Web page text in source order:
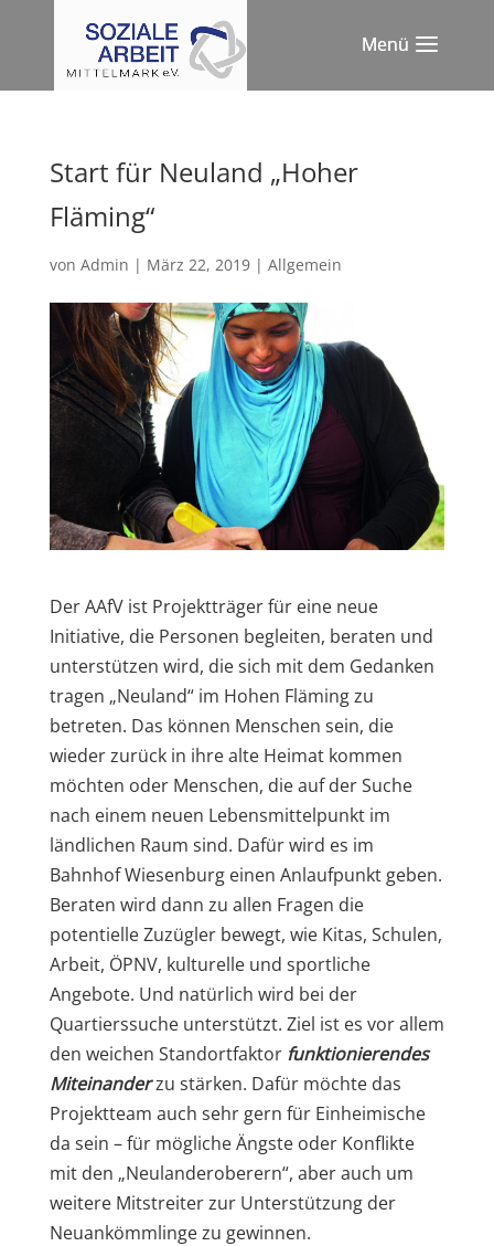
Start für Neuland „Hoher
Fläming“
von Admin | März 22, 2019| Allgemein
Der AAfV ist Projektträger für eine neue
Initiative, die Personen begleiten, beraten und
unterstützen wird, die sich mit dem Gedanken
tragen „Neuland“ im Hohen Fläming zu
betreten. Das können Menschen sein, die
wieder zurück in ihre alte Heimat kommen
möchten oder Menschen, die auf der Suche
nach einem neuen Lebensmittelpunkt im
ländlichen Raum sind. Dafür wird es im
Bahnhof Wiesenburg einen Anlaufpunkt geben.
Beraten wird dann zu allen Fragen die
potentielle Zuzügler bewegt, wie Kitas, Schulen,
Arbeit, ÖPNV, kulturelle und sportliche
Angebote. Und natürlich wird bei der
Quartierssuche unterstützt. Ziel ist es vor allem
den weichen Standortfaktor funktionierendes
Miteinanderzu stärken. Dafür möchte das
Projektteam auch sehr gern für Einheimische
da sein – für mögliche Ängste oder Konflikte
mit den „Neulanderoberern“, aber auch um
weitere Mitstreiter zur Unterstützung der
Neuankömmlinge zu gewinnen.